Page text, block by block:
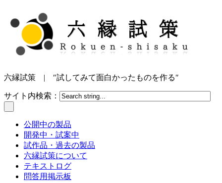
六縁試策 | ″試してみて面白かったものを作る″
サイト内検索：
公開中の製品
開発中・試案中
試作品・過去の製品
六縁試策について
テキストログ
問答用掲示板